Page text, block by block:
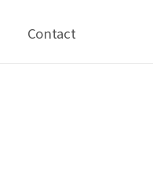
Contact